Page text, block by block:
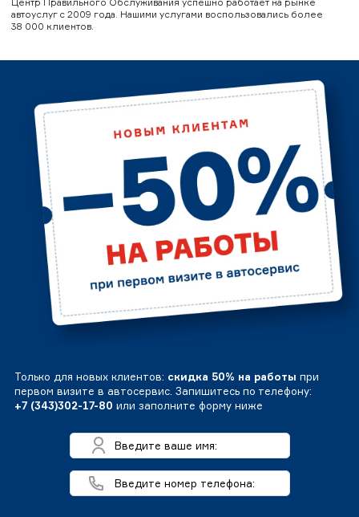
автоуслуг с 2009 года. Нашими услугами воспользовались более
38 000 клиентов.
Только для новых клиентов: скидка 50% на работы при
первом визите в автосервис. Запишитесь по телефону:
+7 (343)302-17-80 или заполните форму ниже